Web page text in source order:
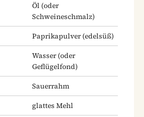
Öl (oder
Schweineschmalz)
Paprikapulver (edelsüß)
Wasser (oder
Geflügelfond)
Sauerrahm
glattes Mehl